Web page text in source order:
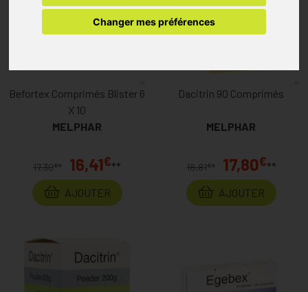
Changer mes préférences
Befortex Comprimés Blister 6
X 10
MELPHAR
17,30€* 16,41€**
AJOUTER
Dacitrin 90 Comprimés
MELPHAR
18,81€ * 17,80€**
AJOUTER